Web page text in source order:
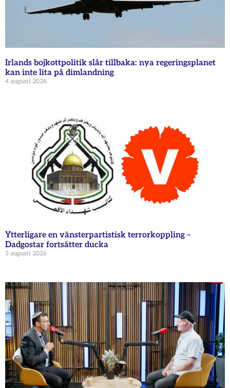
Irlands bojkottpolitik slår tillbaka: nya regeringsplanet
kan inte lita på dimlandning
4 augusti 2026
Ytterligare en vänsterpartistisk terrorkoppling –
Dadgostar fortsätter ducka
3 augusti 2026